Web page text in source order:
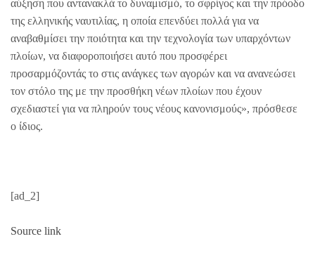
αύξηση που αντανακλά το δυναμισμό, το σφρίγος και την πρόοδο
της ελληνικής ναυτιλίας, η οποία επενδύει πολλά για να
αναβαθμίσει την ποιότητα και την τεχνολογία των υπαρχόντων
πλοίων, να διαφοροποιήσει αυτό που προσφέρει
προσαρμόζοντάς το στις ανάγκες των αγορών και να ανανεώσει
τον στόλο της με την προσθήκη νέων πλοίων που έχουν
σχεδιαστεί για να πληρούν τους νέους κανονισμούς», πρόσθεσε
ο ίδιος.
[ad_2]
Source link